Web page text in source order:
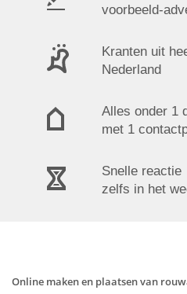
voorbeeld-
Kranten uit
Nederland
Alles onder 1
met 1
Snelle reactie
zelfs in het
Online maken en plaatsen van